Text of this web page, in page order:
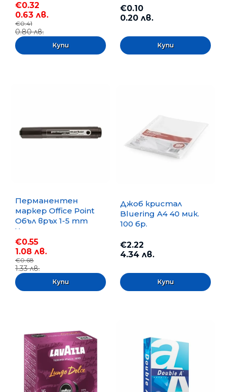
€0.32
0.63 лв.
€0.41
0.80 лв.
€0.10
0.20 лв.
Перманентен
маркер Office Point
Объл връх 1-5 mm
Черен
€0.55
1.08 лв.
€0.68
1.33 лв.
Джоб кристал
Bluering А4 40 мик.
100 бр.
€2.22
4.34 лв.